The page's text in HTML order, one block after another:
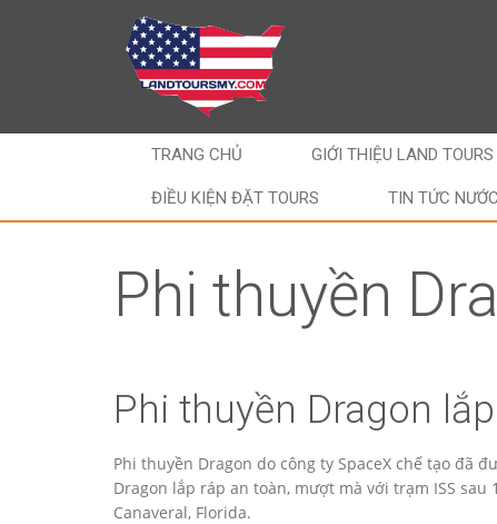
TRANG CHỦ GIỚI THIỆU LAND
ĐIỀU KIỆN ĐẶT TOURS TIN TỨC
Phi thuyền
Phi thuyền Dragon
Phi thuyền Dragon do công ty SpaceX chế tạo đã
Dragon lắp ráp an toàn, mượt mà với trạm ISS
Canaveral, Florida.